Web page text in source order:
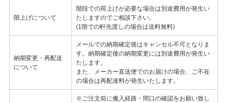
階上げについて
階段での荷上げが必要な場合は別途費用が発生い
たしますのでご相談下さい。
(1階での軒先渡しの場合は送料無料)
納期変更・再配送
について
メールでの納期確定後はキャンセル不可となりま
す。納期確定後の納期変更には別途費用が発生い
たします。
また、メーカー直送便でのお届けの場合、ご不在
の場合は再配達料が発生いたします。
※ご注文前に搬入経路・間口の確認をお願い致し